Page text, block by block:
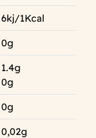
6kj/1Kcal
0g
1.4g
0g
0g
0,02g